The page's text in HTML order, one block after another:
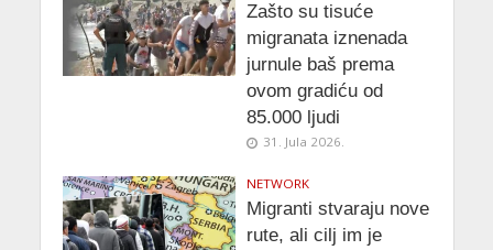
Zašto su tisuće
migranata iznenada
jurnule baš prema
ovom gradiću od
85.000 ljudi
31. Jula 2026.
NETWORK
Migranti stvaraju nove
rute, ali cilj im je